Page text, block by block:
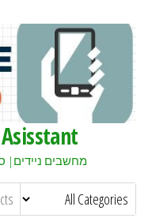
מחשבים ניידים|